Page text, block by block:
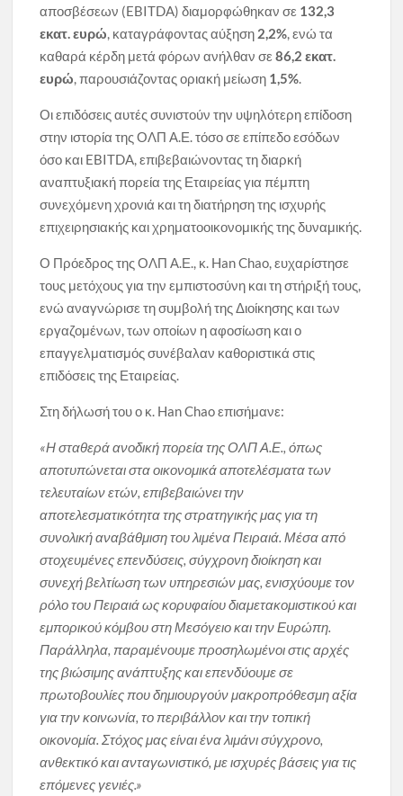
αποσβέσεων (EBITDA) διαμορφώθηκαν σε 132,3
εκατ. ευρώ , καταγράφοντας αύξηση 2,2% , ενώ τα
καθαρά κέρδη μετά φόρων ανήλθαν σε86,2 εκατ.
ευρώ , παρουσιάζοντας οριακή μείωση 1,5%
Οι επιδόσεις αυτές συνιστούν την υψηλότερη επίδοση
στην ιστορία της ΟΛΠ Α.Ε. τόσο σε επίπεδο εσόδων
όσο και EBITDA, επιβεβαιώνοντας τη διαρκή
αναπτυξιακή πορεία της Εταιρείας για πέμπτη
συνεχόμενη χρονιά και τη διατήρηση της ισχυρής
επιχειρησιακής και χρηματοοικονομικής της δυναμικής.
Ο Πρόεδρος της ΟΛΠ Α.Ε., κ. Han Chao, ευχαρίστησε
τους μετόχους για την εμπιστοσύνη και τη στήριξή τους,
ενώ αναγνώρισε τη συμβολή της Διοίκησης και των
εργαζομένων, των οποίων η αφοσίωση και ο
επαγγελματισμός συνέβαλαν καθοριστικά στις
επιδόσεις της Εταιρείας.
Στη δήλωσή του ο κ. Han Chao επισήμανε:
«Η σταθερά ανοδική πορεία της ΟΛΠ Α.Ε., όπως
αποτυπώνεται στα οικονομικά αποτελέσματα των
τελευταίων ετών, επιβεβαιώνει την
αποτελεσματικότητα της στρατηγικής μας για τη
συνολική αναβάθμιση του λιμένα Πειραιά. Μέσα από
στοχευμένες επενδύσεις, σύγχρονη διοίκηση και
συνεχή βελτίωση των υπηρεσιών μας, ενισχύουμε τον
ρόλο του Πειραιά ως κορυφαίου διαμετακομιστικού και
εμπορικού κόμβου στη Μεσόγειο και την Ευρώπη.
Παράλληλα, παραμένουμε προσηλωμένοι στις αρχές
της βιώσιμης ανάπτυξης και επενδύουμε σε
πρωτοβουλίες που δημιουργούν μακροπρόθεσμη αξία
για την κοινωνία, το περιβάλλον και την τοπική
οικονομία. Στόχος μας είναι ένα λιμάνι σύγχρονο,
ανθεκτικό και ανταγωνιστικό, με ισχυρές βάσεις για τις
επόμενες γενιές.»